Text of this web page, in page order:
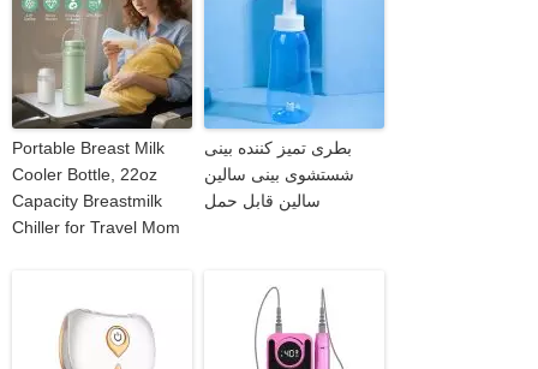
Portable Breast Milk
Cooler Bottle, 22oz
Capacity Breastmilk
Chiller for Travel Mom
بطری تمیز کننده بینی
شستشوی بینی سالین
سالین قابل حمل